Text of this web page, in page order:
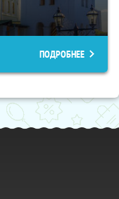
ПОДРОБНЕЕ